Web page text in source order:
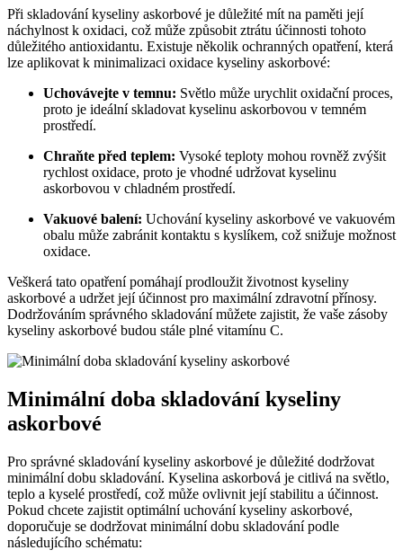
Při skladování kyseliny askorbové je důležité mít na paměti její
náchylnost k oxidaci, což může způsobit ztrátu účinnosti tohoto
důležitého antioxidantu. Existuje několik ochranných opatření, která
lze aplikovat k minimalizaci oxidace kyseliny askorbové:
Uchovávejte v temnu: Světlo může urychlit oxidační proces,
proto je ideální skladovat kyselinu askorbovou v temném
prostředí.
Chraňte před teplem: Vysoké teploty mohou rovněž zvýšit
rychlost oxidace, proto je vhodné udržovat kyselinu
askorbovou v chladném prostředí.
Vakuové balení: Uchování kyseliny askorbové ve vakuovém
obalu může zabránit kontaktu s kyslíkem, což snižuje možnost
oxidace.
Veškerá tato opatření pomáhají prodloužit životnost kyseliny
askorbové a udržet její účinnost pro maximální zdravotní přínosy.
Dodržováním správného skladování můžete zajistit, že vaše zásoby
kyseliny askorbové budou stále plné vitamínu C.
Minimální doba skladování kyseliny
askorbové
Pro správné skladování kyseliny askorbové je důležité dodržovat
minimální dobu skladování. Kyselina askorbová je citlivá na světlo,
teplo a kyselé prostředí, což může ovlivnit její stabilitu a účinnost.
Pokud chcete zajistit optimální uchování kyseliny askorbové,
doporučuje se dodržovat minimální dobu skladování podle
následujícího schématu: